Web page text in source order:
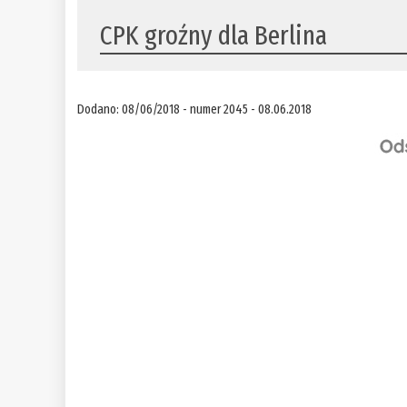
CPK groźny dla Berlina
Dodano: 08/06/2018 - numer 2045 - 08.06.2018